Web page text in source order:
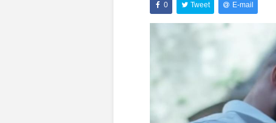
0 Tweet E-mail